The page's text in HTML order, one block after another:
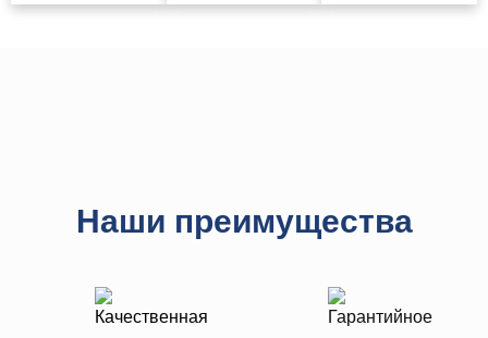
Наши преимущества